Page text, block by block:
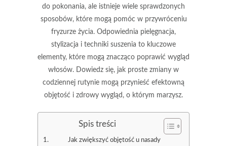
do pokonania, ale istnieje wiele sprawdzonych
sposobów, które mogą pomóc w przywróceniu
fryzurze życia. Odpowiednia pielęgnacja,
stylizacja i techniki suszenia to kluczowe
elementy, które mogą znacząco poprawić wygląd
włosów. Dowiedz się, jak proste zmiany w
codziennej rutynie mogą przynieść efektowną
objętość i zdrowy wygląd, o którym marzysz.
Spis treści
Jak zwiększyć objętość u nasady